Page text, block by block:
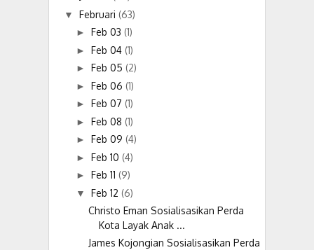
▼ Februari (63)
► Feb 03 (1)
► Feb 04 (1)
► Feb 05 (2)
► Feb 06 (1)
► Feb 07 (1)
► Feb 08 (1)
► Feb 09 (4)
► Feb 10 (4)
► Feb 11 (9)
▼ Feb 12 (6)
Christo Eman Sosialisasikan Perda
Kota Layak Anak ...
James Kojongian Sosialisasikan Perda